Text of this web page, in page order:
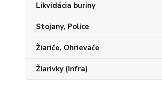
Likvidácia buriny
Stojany, Police
Žiariče, Ohrievače
Žiarivky (Infra)